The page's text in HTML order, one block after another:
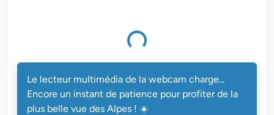
de la webcam charge...
Le lecteur multimédia de la webcam charge...
Encore un instant de patience pour profiter de la
plus belle vue des Alpes ! ☀️